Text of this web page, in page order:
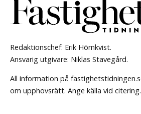
Redaktionschef: Erik Hörnkvist.
Ansvarig utgivare: Niklas Stavegård.
All information på
om upphovsrätt. Ange källa vid citering.